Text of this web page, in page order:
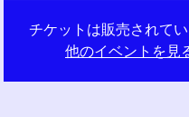
チケットは販売されて
他のイベントを見